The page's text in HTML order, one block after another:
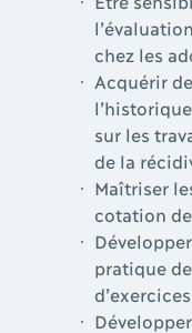
chez les
Acquérir
sur les
de la
Maîtriser
cotation de
pratique de